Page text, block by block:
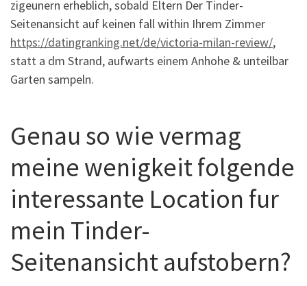
zigeunern erheblich, sobald Eltern Der Tinder-
Seitenansicht auf keinen fall within Ihrem Zimmer
https://datingranking.net/de/victoria-milan-review/,
statt a dm Strand, aufwarts einem Anhohe & unteilbar
Garten sampeln.
Genau so wie vermag
meine wenigkeit folgende
interessante Location fur
mein Tinder-
Seitenansicht aufstobern?